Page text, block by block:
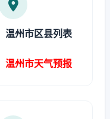
温州市区县列表
温州市天气预报